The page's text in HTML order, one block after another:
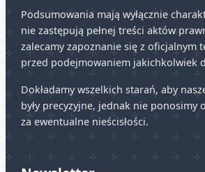
Podsumowania mają wyłącznie
nie zastępują pełnej treści aktów
zalecamy zapoznanie się z oficjalnym
przed podejmowaniem jakichkolwiek
Dokładamy wszelkich starań, aby
były precyzyjne, jednak nie ponosimy
za ewentualne nieścisłości.